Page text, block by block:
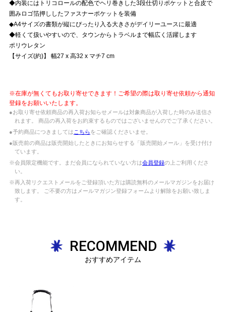
◆内装にはトリコロールの配色でヘリ巻きした3段仕切りポケットと合皮で
囲みロゴ箔押ししたファスナーポケットを装備
◆A4サイズの書類が縦にぴったり入る大きさがデイリーユースに最適
◆軽くて扱いやすいので、タウンからトラベルまで幅広く活躍します
ポリウレタン
【サイズ(約)】 幅27 x 高32 x マチ7 cm
※在庫が無くてもお取り寄せできます！ご希望の際は取り寄せ依頼から通知
登録をお願いいたします。
●お取り寄せ依頼商品の再入荷お知らせメールは対象商品が入荷した時のみ送信さ
れます。 商品の再入荷をお約束するものではございませんのでご了承ください。
●予約商品につきましては こちらをご確認くださいませ。
●販売前の商品は販売開始したときにお知らせする「販売開始メール」を受け付け
ています。
※会員限定機能です。まだ会員になられていない方は会員登録の上ご利用くださ
い。
※再入荷リクエストメールをご登録頂いた方は購読無料のメールマガジンをお届け
致します。 ご不要の方はメールマガジン登録フォームより解除をお願い致しま
す。
RECOMMEND
おすすめアイテム